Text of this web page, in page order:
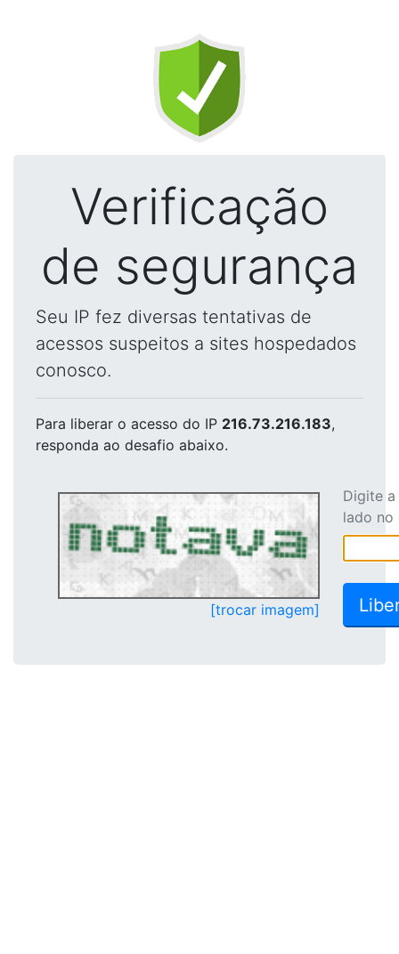
Verificação
de segurança
Seu IP fez diversas tentativas de
acessos suspeitos a sites hospedados
conosco.
Para liberar o acesso do IP 216.73.216.183,
responda ao desafio abaixo.
[trocar imagem]
Digite
lado no